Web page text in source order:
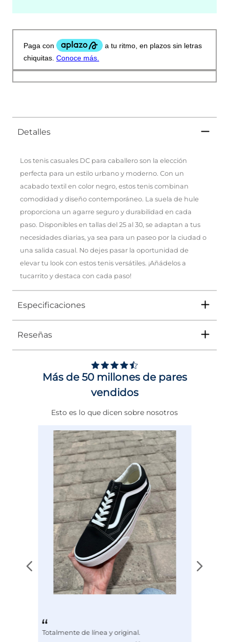
Detalles
Los tenis casuales DC para caballero son la elección
perfecta para un estilo urbano y moderno. Con un
acabado textil en color negro, estos tenis combinan
comodidad y diseño contemporáneo. La suela de hule
proporciona un agarre seguro y durabilidad en cada
paso. Disponibles en tallas del 25 al 30, se adaptan a tus
necesidades diarias, ya sea para un paseo por la ciudad o
una salida casual. No dejes pasar la oportunidad de
elevar tu look con estos tenis versátiles. ¡Añádelos a
tucarrito y destaca con cada paso!
Especificaciones
Tipo
Género Hombre
DE 0 A 4 cms
NORMAL
NEGRO
COMBATE
Reseñas
Más de 50 millones de pares
vendidos
Esto es lo que dicen sobre nosotros
Totalmente de línea y original.